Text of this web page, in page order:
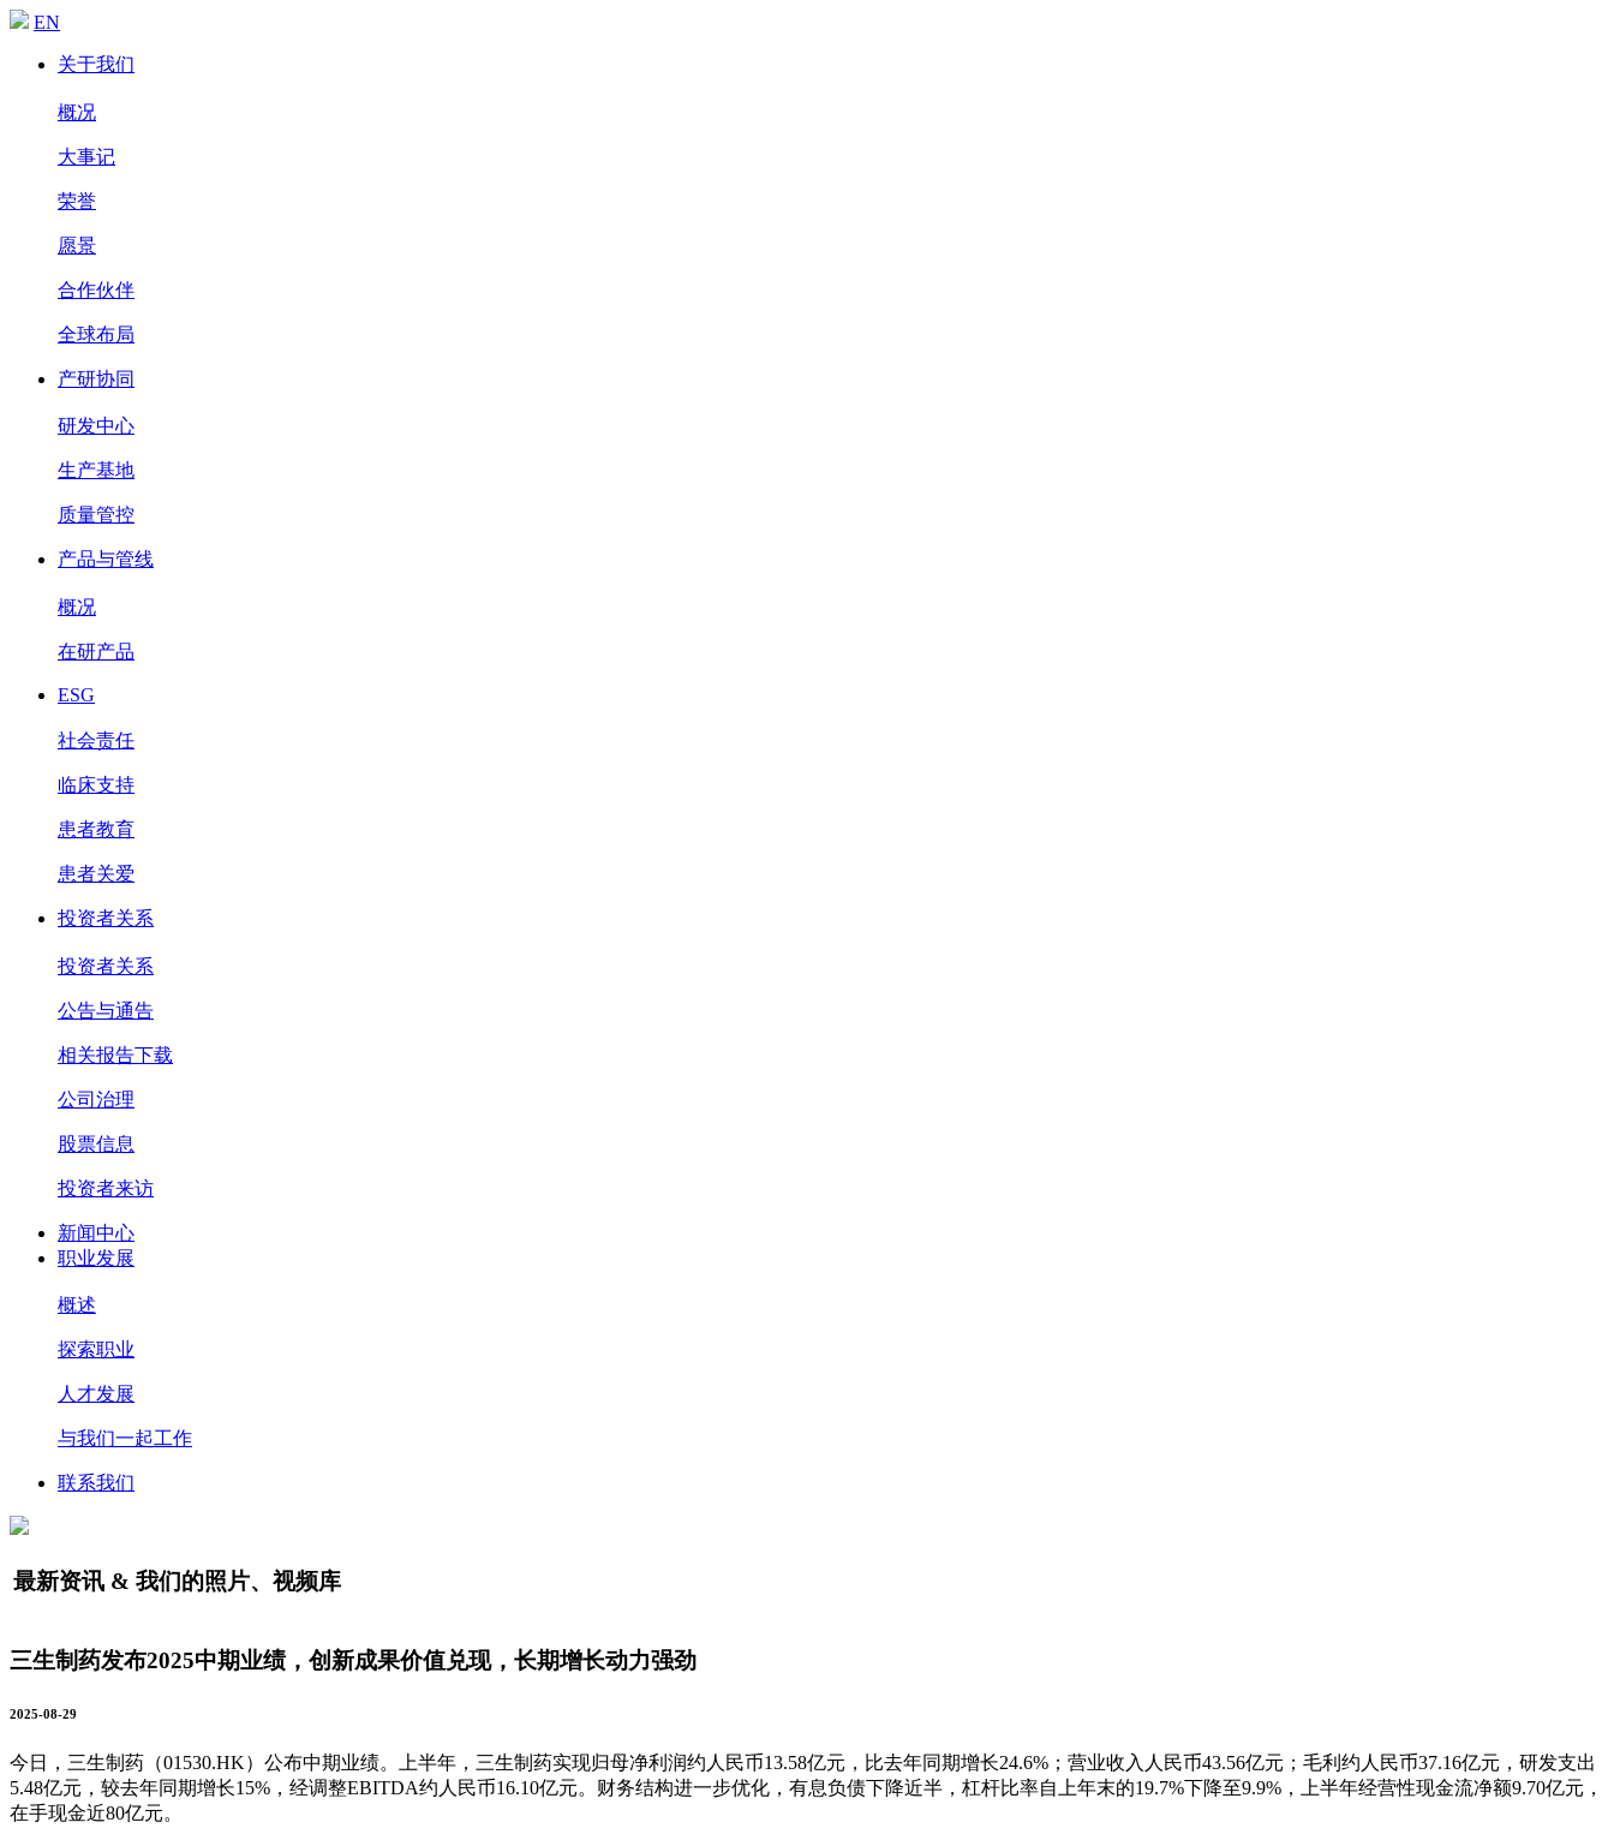
EN
关于我们
概况
大事记
荣誉
愿景
合作伙伴
全球布局
产研协同
研发中心
生产基地
质量管控
产品与管线
概况
在研产品
ESG
社会责任
临床支持
患者教育
患者关爱
投资者关系
投资者关系
公告与通告
相关报告下载
公司治理
股票信息
投资者来访
新闻中心
职业发展
概述
探索职业
人才发展
与我们一起工作
联系我们
最新资讯 & 我们的照片、视频库
三生制药发布2025中期业绩，创新成果价值兑现，长期增长动力强劲
2025-08-29
今日，三生制药（01530.HK）公布中期业绩。上半年，三生制药实现归母净利润约人民币13.58亿元，比去年同期增长24.6%；营业收入人民币43.56亿元；毛利约人民币37.16亿元，研发支出
5.48亿元，较去年同期增长15%，经调整EBITDA约人民币16.10亿元。财务结构进一步优化，有息负债下降近半，杠杆比率自上年末的19.7%下降至9.9%，上半年经营性现金流净额9.70亿元，
在手现金近80亿元。